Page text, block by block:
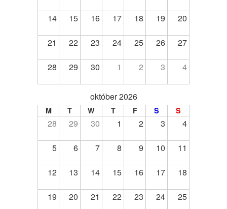
14 15 16 17 18 19 20
21 22 23 24 25 26 27
28 29 30 1 2 3 4
október 2026
M T W T F S S
28 29 30 1 2 3 4
5 6 7 8 9 10 11
12 13 14 15 16 17 18
19 20 21 22 23 24 25